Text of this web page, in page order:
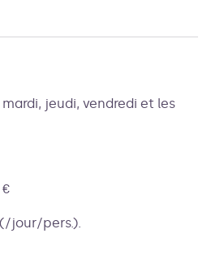
jeudi, vendredi et les
(/jour/pers.).